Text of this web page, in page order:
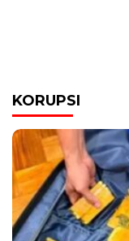
KORUPSI